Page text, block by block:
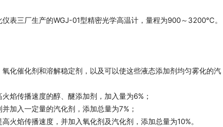
表三厂生产的WGJ-01型精密光学高温计，量程为900～3200℃。
化催化剂和溶解稳定剂，以及可以使这些液态添加剂均匀雾化的汽
焰传播速度的醇、醚添加剂，加入量为6%；
加入一定量的汽化剂，添加总量为7%；
火焰传播速度，并加入氧化剂及汽化剂，添加总量为10%。